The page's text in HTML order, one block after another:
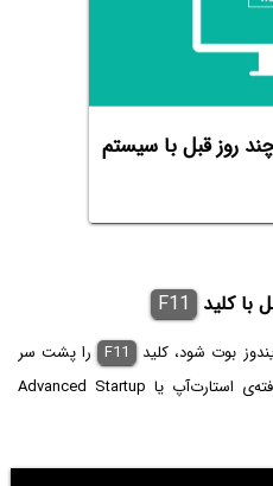
روز قبل با سیستم
با کلید F11
بوت شود، کلید F11 را پشت سر
هم فشار دهید، منوی تنظیمات پیشرفته‌ی استارت‌آپ یا Advanced Startup